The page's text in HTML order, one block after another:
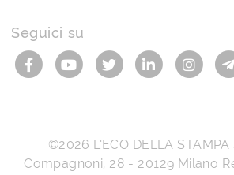
Seguici su
©2026 L’ECO DELLA
Compagnoni, 28 - 20129 Milano